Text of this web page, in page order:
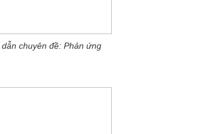
chuyên đề: Phản ứng